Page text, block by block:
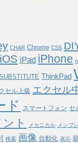
CHAR Chrome CSS
iOS iPad iPhone
ThinkPad
セル上級 エクセル
ド スマートフォン セ
ト メカニカル メンブ
検索 画像 自動化 表示